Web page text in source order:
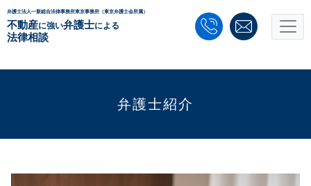
弁護士法人一新総合法律事務所東京事務所（東京弁護士会所属）
不動産に強い弁護士による
法律相談
弁護士紹介